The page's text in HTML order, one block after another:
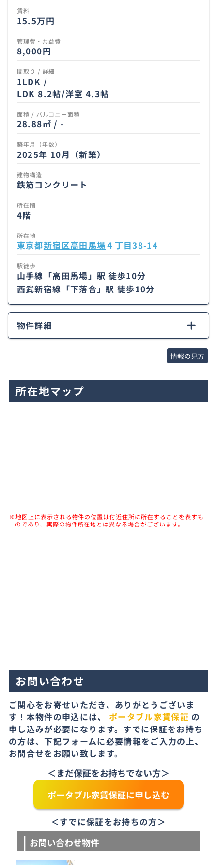
賃料
15.5万円
管理費・共益費
8,000円
間取り / 詳細
1LDK /
LDK 8.2帖/洋室 4.3帖
面積 / バルコニー面積
28.88㎡ / -
築年月（年数）
2025年 10月（新築）
建物構造
鉄筋コンクリート
所在階
4階
所在地
東京都新宿区高田馬場４丁目38-14
駅徒歩
山手線 「高田馬場 」駅 徒歩10分
西武新宿線 「下落合」駅 徒歩10分
物件詳細
情報の見方
所在地マップ
※地図上に表示される物件の位置は付近住所に所在することを表すも
のであり、実際の物件所在地とは異なる場合がございます。
お問い合わせ
ご関心をお寄せいただき、ありがとうございま
す！本物件の申込には、 ポータブル家賃保証 の
申し込みが必要になります。すでに保証をお持ち
の方は、下記フォームに必要情報をご入力の上、
お問合せをお願い致します。
＜まだ保証をお持ちでない方＞
ポータブル家賃保証に申し込む
＜すでに保証をお持ちの方＞
お問い合わせ物件